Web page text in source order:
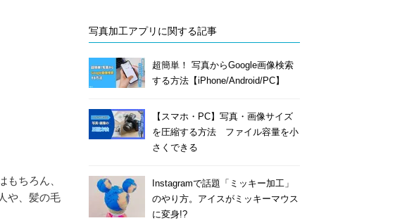
もちろん、
や、髪の毛
写真加工アプリに関する記事
超簡単！ 写真からGoogle画像検索
する方法【iPhone/Android/PC】
【スマホ・PC】写真・画像サイズ
を圧縮する方法 ファイル容量を小
さくできる
Instagramで話題「ミッキー加工」
のやり方。アイスがミッキーマウス
に変身!?